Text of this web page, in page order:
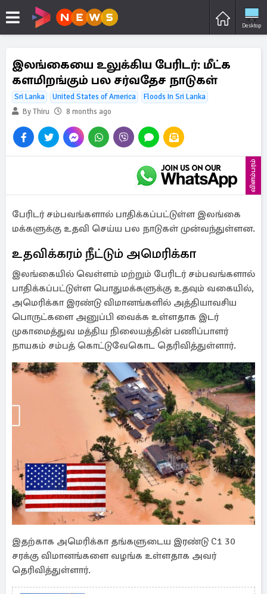
Desktop
இலங்கையை உலுக்கிய பேரிடர்: மீட்க
களமிறங்கும் பல சர்வதேச நாடுகள்
Sri Lanka United States of America
Floods In Sri Lanka
By Thiru
8 months ago
விளம்பரம்
பேரிடர் சம்பவங்களால் பாதிக்கப்பட்டுள்ள இலங்கை
மக்களுக்கு உதவி செய்ய பல நாடுகள் முன்வந்துள்ளன.
உதவிக்கரம் நீட்டும் அமெரிக்கா
இலங்கையில் வெள்ளம் மற்றும் பேரிடர் சம்பவங்களால்
பாதிக்கப்பட்டுள்ள பொதுமக்களுக்கு உதவும் வகையில்,
அமெரிக்கா இரண்டு விமானங்களில் அத்தியாவசிய
பொருட்களை அனுப்பி வைக்க உள்ளதாக இடர்
முகாமைத்துவ மத்திய நிலையத்தின் பணிப்பாளர்
நாயகம் சம்பத் கொட்டுவேகொட தெரிவித்துள்ளார்.
இதற்காக அமெரிக்கா தங்களுடைய இரண்டு C1 30
சரக்கு விமானங்களை வழங்க உள்ளதாக அவர்
தெரிவித்துள்ளார்.